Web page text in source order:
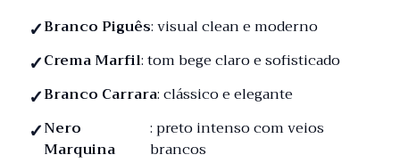
Branco Piguês: visual clean e moderno
Crema Marfil: tom bege claro e sofisticado
Branco Carrara: clássico e elegante
Nero
Marquina
: preto intenso com veios
brancos